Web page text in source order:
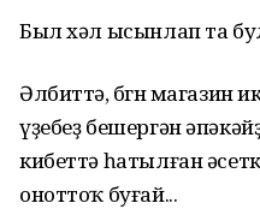
Был хәл ысынлап та
Әлбиттә, бөгөн магазин
үҙебеҙ бешергән
кибеттә һатылған
оноттоҡ буғай...